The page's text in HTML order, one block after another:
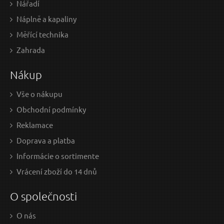
16.67 EUR bez DPH
Skladem
Nářadí
Náplně a kapaliny
Měřící technika
Zahrada
Nákup
Vše o nákupu
Obchodní podmínky
Reklamace
Doprava a platba
Informácie o sortimente
Vrácení zboží do 14 dnů
O společnosti
O nás